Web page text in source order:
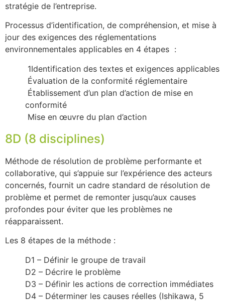
stratégie de l’entreprise.
Processus d’identification, de compréhension, et mise à
jour des exigences des réglementations
environnementales applicables en 4 étapes :
1Identification des textes et exigences applicables
Évaluation de la conformité réglementaire
Établissement d’un plan d’action de mise en
conformité
Mise en œuvre du plan d’action
8D (8 disciplines)
Méthode de résolution de problème performante et
collaborative, qui s’appuie sur l’expérience des acteurs
concernés, fournit un cadre standard de résolution de
problème et permet de remonter jusqu’aux causes
profondes pour éviter que les problèmes ne
réapparaissent.
Les 8 étapes de la méthode :
D1 – Définir le groupe de travail
D2 – Décrire le problème
D3 – Définir les actions de correction immédiates
D4 – Déterminer les causes réelles (Ishikawa, 5